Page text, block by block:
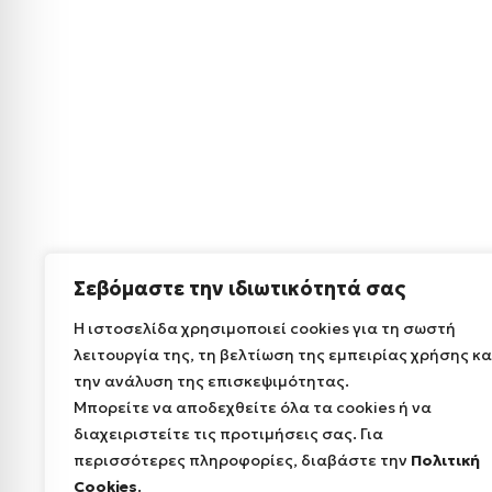
Σεβόμαστε την ιδιωτικότητά σας
Η ιστοσελίδα χρησιμοποιεί cookies για τη σωστή
λειτουργία της, τη βελτίωση της εμπειρίας χρήσης
την ανάλυση της επισκεψιμότητας.
Μπορείτε να αποδεχθείτε όλα τα cookies ή να
διαχειριστείτε τις προτιμήσεις σας. Για
περισσότερες πληροφορίες, διαβάστε την Πολιτική
Cookies.